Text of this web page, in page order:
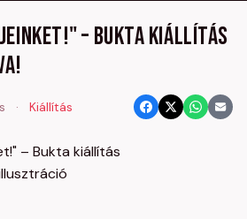
– Bukta kiállítás
· Kiállítás